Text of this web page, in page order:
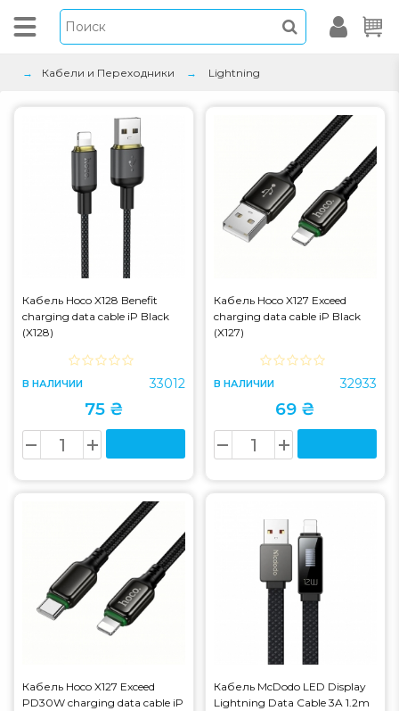
Кабели и Переходники Lightning
Кабель Hoco X128 Benefit
charging data cable iP Black
(X128)
В НАЛИЧИИ 33012
75 ₴
Кабель Hoco X127 Exceed
charging data cable iP Black
(X127)
В НАЛИЧИИ 32933
69 ₴
Кабель Hoco X127 Exceed
PD30W charging data cable iP
Кабель McDodo LED Display
Lightning Data Cable 3A 1.2m